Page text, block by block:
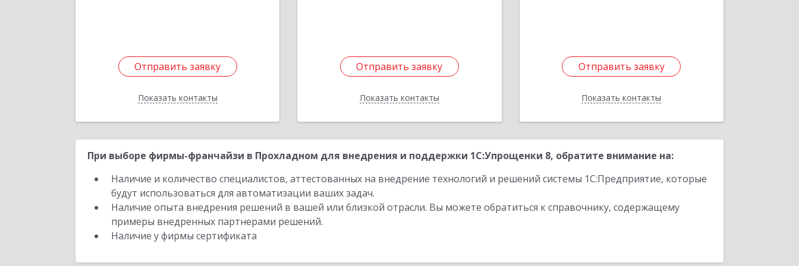
Отправить заявку
Показать контакты
Отправить заявку
Назад
Отправить заявку
Показать контакты
Отправить заявку
Назад
Отправить заявку
Показать контакты
Отправить заявку
Назад
При выборе фирмы-франчайзи в Прохладном для внедрения и поддержки 1С:Упрощенки 8, обратите внимание на:
Наличие и количество специалистов, аттестованных на внедрение технологий и решений системы 1С:Предприятие, которые
будут использоваться для автоматизации ваших задач.
Наличие опыта внедрения решений в вашей или близкой отрасли. Вы можете обратиться к справочнику, содержащему
примеры внедренных партнерами решений.
Наличие у фирмы сертификата